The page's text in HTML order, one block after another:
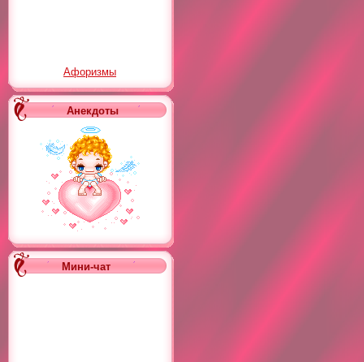
Афоризмы
Анекдоты
Мини-чат